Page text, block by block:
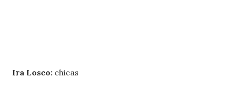
Ira Losco: chicas